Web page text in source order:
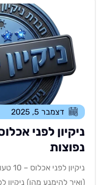
דצמבר 5, 2025
ניקיון לפני אכלוס –
להימנע מהן) ניקיון לפני